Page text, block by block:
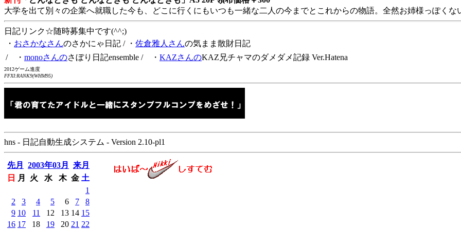
大学を出て別々の企業へ就職した今も、どこに行くにもいつも一緒な二人の今までとこれからの物語。全然お姉様っぽくな
日記リンク☆随時募集中です(^^;)
・ おさかなさんのさかにゃ日記 / ・ 佐倉雅人さんの気まま散財日記
/ ・ monoさんのさぼり日記ensemble / ・ KAZさんのKAZ兄チャマのダメダメ記録 Ver.Hatena
2012ゲーム進度
FFXI:RANK9(WHM95)
hns - 日記自動生成システム - Version 2.10-pl1
先月 2003年03月
来月
日
月 火 水 木 金 土
1
2
3 4 5 6 7
8
9 10 11 12 13 14 15
16 17 18 19 20 21 22